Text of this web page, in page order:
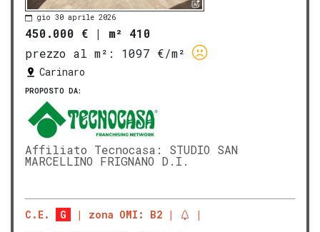
gio 30 aprile 2026
450.000 € | m² 410
prezzo al m²:
1097 €/m²
Carinaro
PROPOSTO DA:
Affiliato Tecnocasa: STUDIO SAN
MARCELLINO FRIGNANO D.I.
C.E. G zona OMI: B2